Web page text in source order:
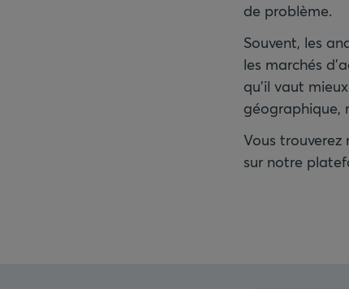
de problème.
Souvent, les
les marchés
qu’il vaut
géographique,
Vous
sur notre